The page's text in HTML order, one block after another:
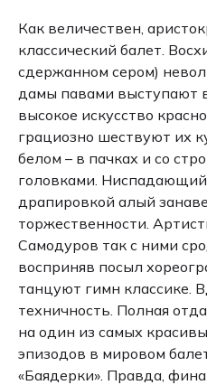
Как величествен,
классический балет.
сдержанном сером)
дамы павами выступают
высокое искусство
грациозно шествуют их
белом – в пачках и со
головками.
драпировкой алый
торжественности.
Самодуров так с ними
восприняв посыл
танцуют гимн классике.
техничность. Полная
на один из самых
эпизодов в мировом
«Баядерки». Правда,